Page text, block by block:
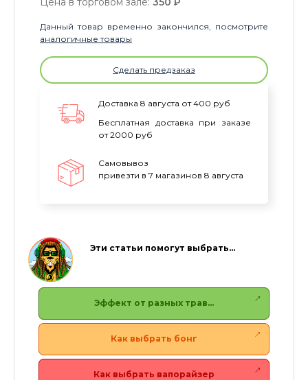
Данный товар временно закончился, посмотрите
аналогичные товары
Сделать предзаказ
Доставка 8 августа от 400 руб
Бесплатная доставка при заказе
от 2000 руб
Самовывоз
привезти в 7 магазинов 8 августа
Эти статьи помогут выбрать…
Эффект от разных трав…
Как выбрать бонг
Как выбрать вапорайзер